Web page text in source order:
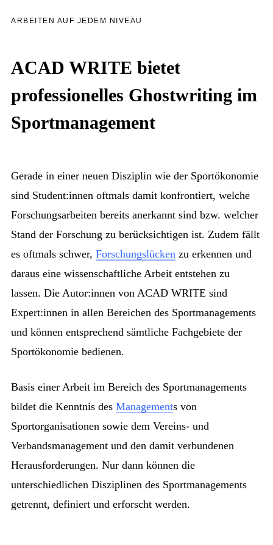
ARBEITEN AUF JEDEM NIVEAU
ACAD WRITE bietet
professionelles Ghostwriting im
Sportmanagement
Gerade in einer neuen Disziplin wie der Sportökonomie
sind Student:innen oftmals damit konfrontiert, welche
Forschungsarbeiten bereits anerkannt sind bzw. welcher
Stand der Forschung zu berücksichtigen ist. Zudem fällt
es oftmals schwer, Forschungslücken zu erkennen und
daraus eine wissenschaftliche Arbeit entstehen zu
lassen. Die Autor:innen von ACAD WRITE sind
Expert:innen in allen Bereichen des Sportmanagements
und können entsprechend sämtliche Fachgebiete der
Sportökonomie bedienen.
Basis einer Arbeit im Bereich des Sportmanagements
bildet die Kenntnis des Managements von
Sportorganisationen sowie dem Vereins- und
Verbandsmanagement und den damit verbundenen
Herausforderungen. Nur dann können die
unterschiedlichen Disziplinen des Sportmanagements
getrennt, definiert und erforscht werden.